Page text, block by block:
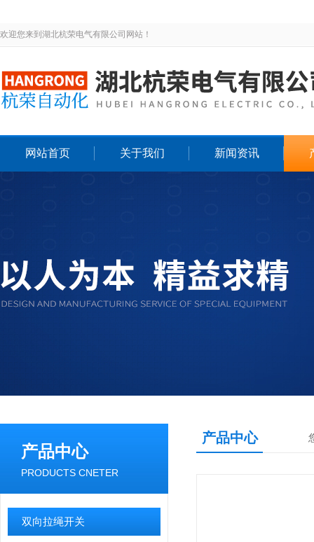
欢迎您来到湖北杭荣电气有限公司网站！
网站首页 关于我们 新闻资讯
产品中心
PRODUCTS CNETER
双向拉绳开关
产品中心